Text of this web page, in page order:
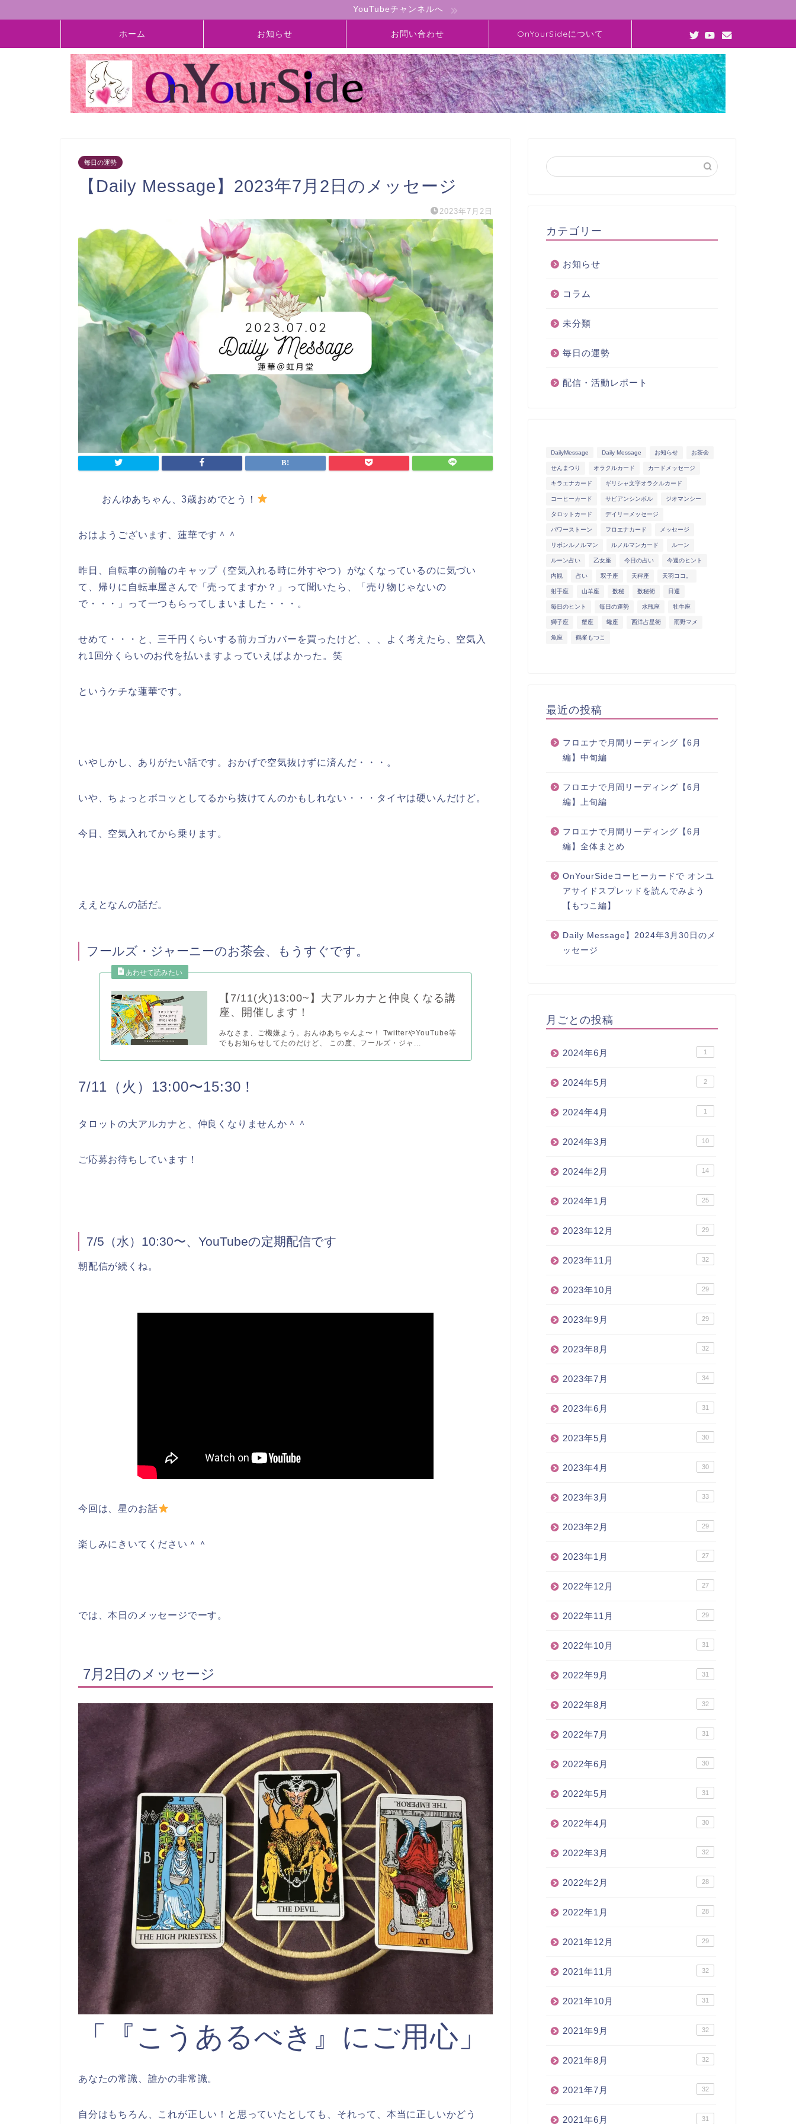
YouTubeチャンネルへ
ホーム お知らせ お問い合わせ OnYourSideについて
毎日の運勢
【Daily Message】2023年7月2日のメッセージ
2023年7月2日
おんゆあちゃん、3歳おめでとう！
おはようございます、蓮華です＾＾
昨日、自転車の前輪のキャップ（空気入れる時に外すやつ）がなくなっているのに気づい
て、帰りに自転車屋さんで「売ってますか？」って聞いたら、「売り物じゃないの
で・・・」って一つもらってしまいました・・・。
せめて・・・と、三千円くらいする前カゴカバーを買ったけど、、、よく考えたら、空気入
れ1回分くらいのお代を払いますよっていえばよかった。笑
というケチな蓮華です。
いやしかし、ありがたい話です。おかげで空気抜けずに済んだ・・・。
いや、ちょっとボコッとしてるから抜けてんのかもしれない・・・タイヤは硬いんだけど。
今日、空気入れてから乗ります。
ええとなんの話だ。
フールズ・ジャーニーのお茶会、もうすぐです。
【7/11(火)13:00~】大アルカナと仲良くなる講
座、開催します！
みなさま、ご機嫌よう。おんゆあちゃんよ〜！ TwitterやYouTube等
でもお知らせしてたのだけど、 この度、フールズ・ジャ...
7/11（火）13:00〜15:30！
タロットの大アルカナと、仲良くなりませんか＾＾
ご応募お待ちしています！
7/5（水）10:30〜、YouTubeの定期配信です
朝配信が続くね。
今回は、星のお話
楽しみにきいてください＾＾
では、本日のメッセージでーす。
7月2日のメッセージ
「『こうあるべき』にご用心」
あなたの常識、誰かの非常識。
自分はもちろん、これが正しい！と思っていたとしても、それって、本当に正しいかどう
カテゴリー
お知らせ
コラム
未分類
毎日の運勢
配信・活動レポート
DailyMessage Daily Message お知らせ お茶会
せんまつり オラクルカード カードメッセージ
キラエナカード ギリシャ文字オラクルカード
コーヒーカード サビアンシンボル ジオマンシー
タロットカード デイリーメッセージ
パワーストーン フロエナカード メッセージ
リボンルノルマン ルノルマンカード ルーン
ルーン占い 乙女座 今日の占い 今週のヒント
内観 占い 双子座 天秤座 天羽ココ。
射手座 山羊座 数秘 数秘術 日運
毎日のヒント 毎日の運勢 水瓶座 牡牛座
獅子座 蟹座 蠍座 西洋占星術 雨野マメ
魚座 鶴峯もつこ
最近の投稿
フロエナで月間リーディング【6月
編】中旬編
フロエナで月間リーディング【6月
編】上旬編
フロエナで月間リーディング【6月
編】全体まとめ
OnYourSideコーヒーカードで オンユ
アサイドスプレッドを読んでみよう
【もつこ編】
Daily Message】2024年3月30日のメ
ッセージ
月ごとの投稿
2024年6月 1
2024年5月 2
2024年4月 1
2024年3月 10
2024年2月 14
2024年1月 25
2023年12月 29
2023年11月 32
2023年10月 29
2023年9月 29
2023年8月 32
2023年7月 34
2023年6月 31
2023年5月 30
2023年4月 30
2023年3月 33
2023年2月 29
2023年1月 27
2022年12月 27
2022年11月 29
2022年10月 31
2022年9月 31
2022年8月 32
2022年7月 31
2022年6月 30
2022年5月 31
2022年4月 30
2022年3月 32
2022年2月 28
2022年1月 28
2021年12月 29
2021年11月 32
2021年10月 31
2021年9月 32
2021年8月 32
2021年7月 32
2021年6月 31